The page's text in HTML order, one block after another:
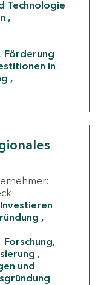
Technologie
Förderung
in
Investieren
Forschung,
und